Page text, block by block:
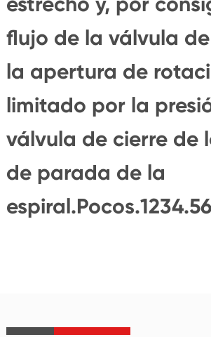
flujo de la válvula
la apertura de
limitado por la
válvula de cierre de
de parada de la